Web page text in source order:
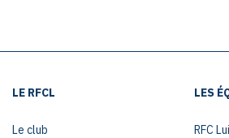
LE RFCL
Le club
LES
RFC